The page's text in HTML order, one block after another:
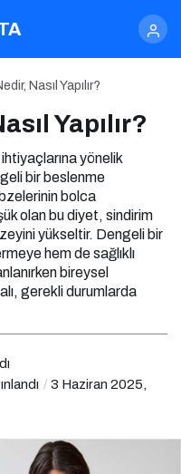
Nasıl Yapılır?
Yapılır?
yönelik
bir beslenme
bolca
olan bu diyet, sindirim
yükseltir. Dengeli bir
hem de sağlıklı
bireysel
gerekli durumlarda
3 Haziran 2025,